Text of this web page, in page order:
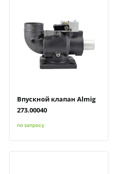
Быстрый просмотрДобавить к сравнению
Добавить в избранное
Впускной клапан Almig
273.00040
по запросу